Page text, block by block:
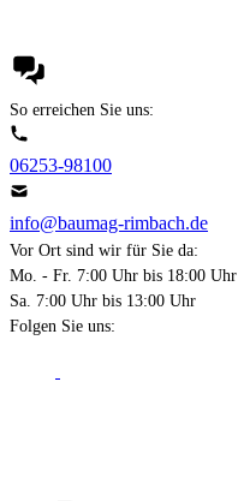
So erreichen Sie uns:
06253-98100
info@baumag-rimbach.de
Vor Ort sind wir für Sie da:
Mo. - Fr. 7:00 Uhr bis 18:00 Uhr
Sa. 7:00 Uhr bis 13:00 Uhr
Folgen Sie uns: